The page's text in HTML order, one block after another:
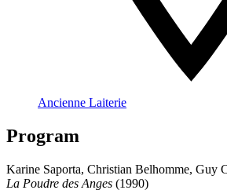
Ancienne Laiterie
Program
Karine Saporta, Christian Belhomme, Guy
La Poudre des Anges (1990)